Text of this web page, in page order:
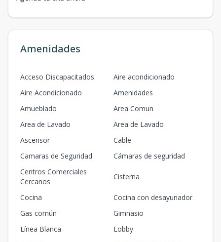
Amenidades
Acceso Discapacitados
Aire acondicionado
Aire Acondicionado
Amenidades
Amueblado
Area Comun
Area de Lavado
Area de Lavado
Ascensor
Cable
Camaras de Seguridad
Cámaras de seguridad
Centros Comerciales
Cercanos
Cisterna
Cocina
Cocina con desayunador
Gas común
Gimnasio
Línea Blanca
Lobby